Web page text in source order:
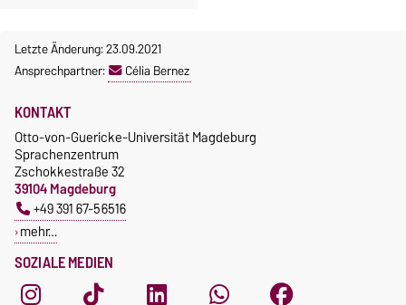
Letzte Änderung: 23.09.2021
Ansprechpartner:
Célia Bernez
SOZIALE MEDIEN
KONTAKT
Otto-von-Guericke-Universität Magdeburg
Sprachenzentrum
Zschokkestraße 32
39104 Magdeburg
+49 391 67-56516
mehr…